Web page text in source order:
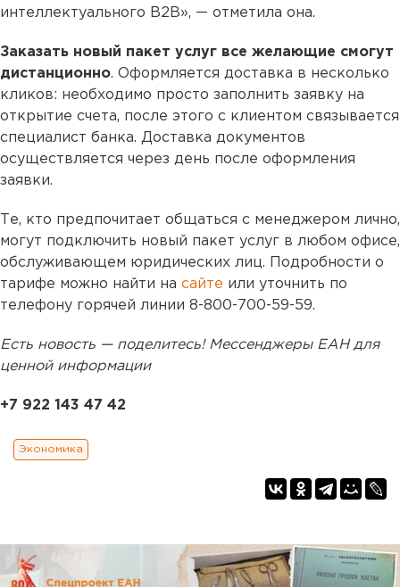
интеллектуального B2B», — отметила она.
Заказать новый пакет услуг все желающие смогут
дистанционно. Оформляется доставка в несколько
кликов: необходимо просто заполнить заявку на
открытие счета, после этого с клиентом связывается
специалист банка. Доставка документов
осуществляется через день после оформления
заявки.
Те, кто предпочитает общаться с менеджером лично,
могут подключить новый пакет услуг в любом офисе,
обслуживающем юридических лиц. Подробности о
тарифе можно найти на сайте или уточнить по
телефону горячей линии 8-800-700-59-59.
Есть новость — поделитесь! Мессенджеры ЕАН для
ценной информации
+7 922 143 47 42
Экономика